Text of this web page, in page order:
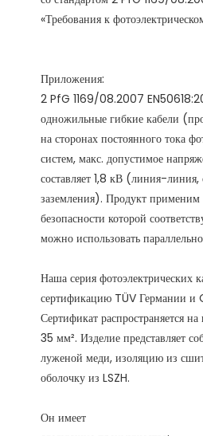
Приложения:
2 PfG 1169/08.2007
одножильные гибкие кабели
на сторонах постоянного тока
систем, макс. допустимое
составляет 1,8 кВ (линия-линия,
заземления). Продукт применим
безопасности которой
Наша серия фотоэлектрических
сертификацию TÜV Германии и
Сертификат распространяется
35 мм². Изделие представляет
луженой меди, изоляцию из